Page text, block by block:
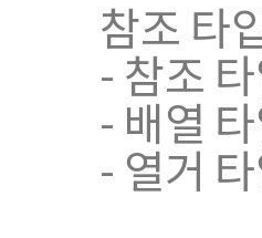
참조 타
- 참조
- 배열
- 열거